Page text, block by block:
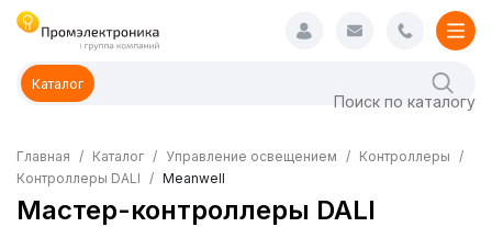
Каталог
Главная Каталог Управление освещением
Контроллеры
Контроллеры DALI
Meanwell
Мастер-контроллеры DALI